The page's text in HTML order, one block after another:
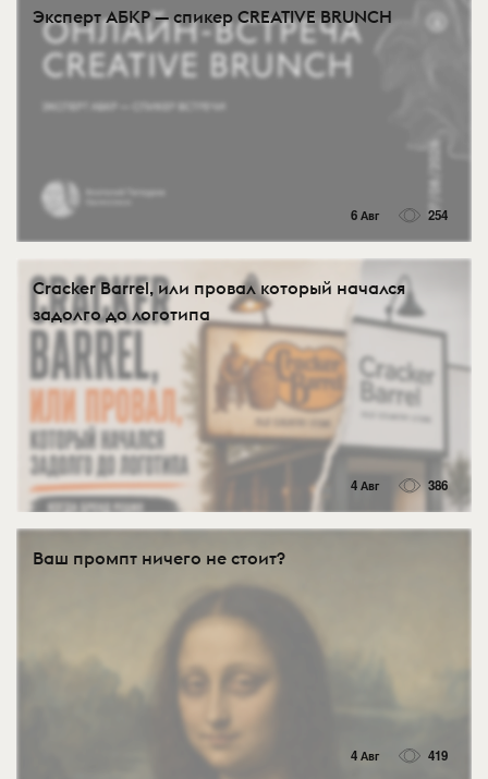
Эксперт АБКР — спикер CREATIVE BRUNCH
6 Авг 254
Cracker Barrel, или провал который начался
задолго до логотипа
4 Авг 386
Ваш промпт ничего не стоит?
4 Авг 419